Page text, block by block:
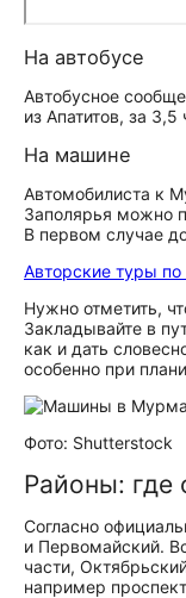
На автобусе
Автобусное
из Апатитов, за 3,5
На машине
Автомобилиста к
Заполярья можно
В первом случае
Авторские туры
Нужно отметить,
Закладывайте в
как и дать
особенно при
Фото: Shutterstock
Районы: где
Согласно
и Первомайский.
части,
например